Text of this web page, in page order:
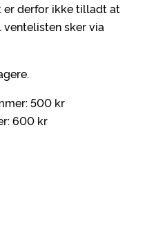
er derfor ikke tilladt at
sker via
500 kr
600 kr